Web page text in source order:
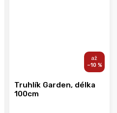
–10 %
Truhlík Garden, délka
100cm